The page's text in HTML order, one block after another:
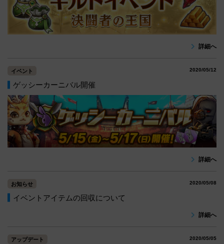
詳細へ
イベント 2020/05/12
ゲッシーカーニバル開催
詳細へ
お知らせ 2020/05/08
イベントアイテムの回収について
詳細へ
アップデート 2020/05/05